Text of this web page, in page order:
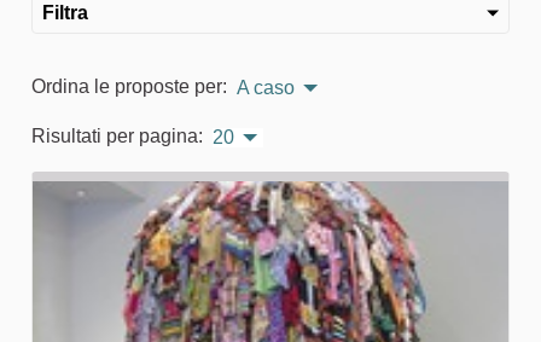
Filtra
Ordina le proposte per: A caso
Risultati per pagina: 20